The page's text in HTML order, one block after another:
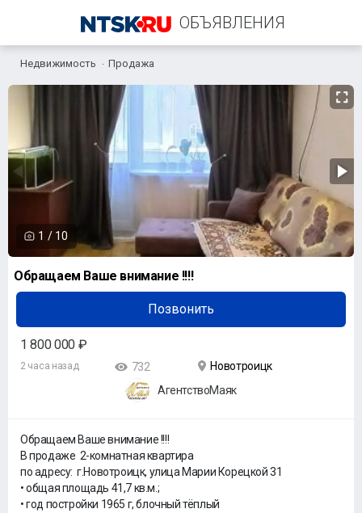
ОБЪЯВЛЕНИЯ
+7 (958) 838-38-73
Недвижимость Продажа
1 / 10
Обращаем Ваше внимание !!!!
Позвонить
1 800 000 ₽
2 часа назад 732
Новотроицк
АгентствоМаяк
Обращаем Ваше внимание !!!!
В продаже 2-комнатная квартира
по адресу: г.Новотроицк, улица Марии Корецкой 31
• общая площадь 41,7 кв.м.;
• год постройки 1965 г, блочный тёплый